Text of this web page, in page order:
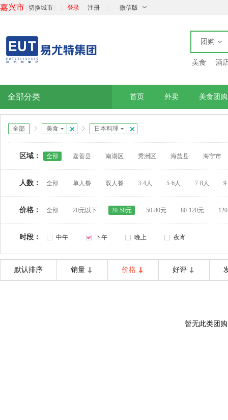
嘉兴市 切换城市 登录 注册 微信版
团购
美食 酒
全部分类 首页 外卖 美食团购
全部 美食 日本料理
区域： 全部 嘉善县 南湖区 秀洲区 海盐县 海宁市
人数： 全部 单人餐 双人餐 3-4人 5-6人 7-8人
价格： 全部 20元以下 20-50元 50-80元 80-120元
时段： 中午 下午 晚上 夜宵
默认排序 销量 价格 好评
暂无此类团